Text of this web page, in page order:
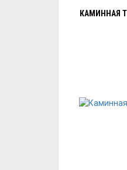
КАМИННАЯ